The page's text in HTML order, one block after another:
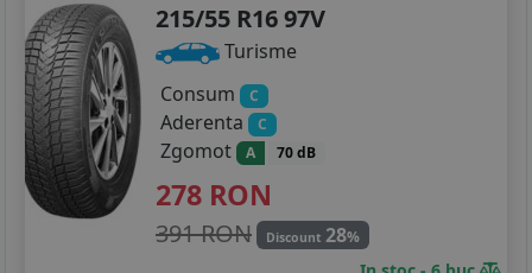
215/55 R16 97V
Turisme
Consum
C
Aderenta C
Zgomot A 70 dB
278 RON
391 RON Discount 28%